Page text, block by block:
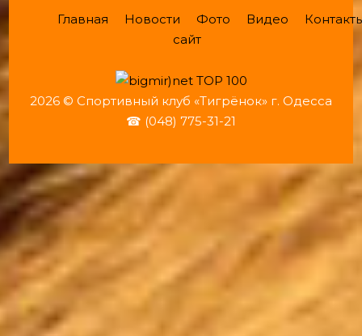
Главная Новости Фото Видео
сайт
2026 © Спортивный клуб «Тигрёнок» г. Одесса
☎ (048) 775-31-21